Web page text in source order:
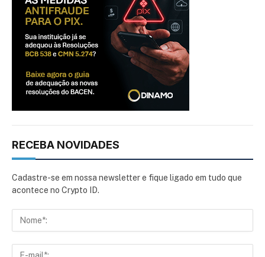
RECEBA NOVIDADES
Cadastre-se em nossa newsletter e fique ligado em tudo que
acontece no Crypto ID.